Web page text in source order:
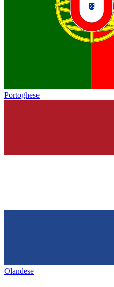
Portoghese
Olandese